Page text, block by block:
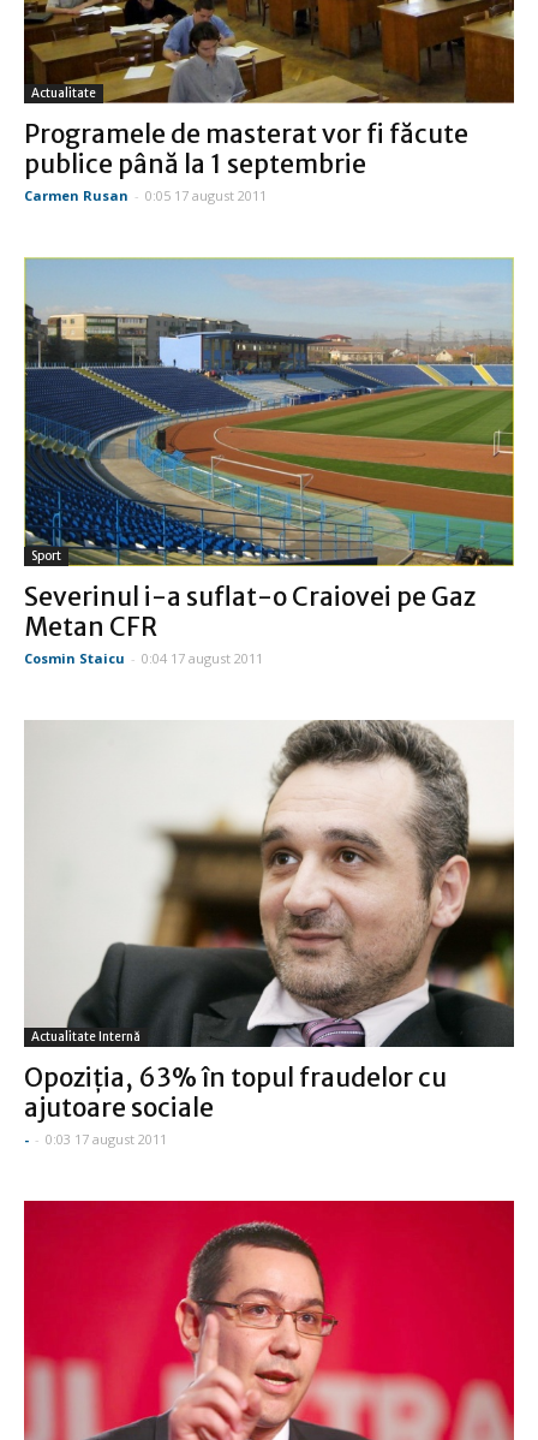
Actualitate
Programele de masterat vor fi făcute
publice până la 1 septembrie
Carmen Rusan - 0:05 17 august 2011
Sport
Severinul i-a suflat-o Craiovei pe Gaz
Metan CFR
Cosmin Staicu - 0:04 17 august 2011
Actualitate Internă
Opoziţia, 63% în topul fraudelor cu
ajutoare sociale
- - 0:03 17 august 2011